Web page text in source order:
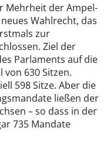
Mehrheit der Ampel-
Wahlrecht, das
zur
Ziel der
Parlaments auf die
630 Sitzen.
598 Sitze. Aber die
ließen der
– so dass in der
735 Mandate